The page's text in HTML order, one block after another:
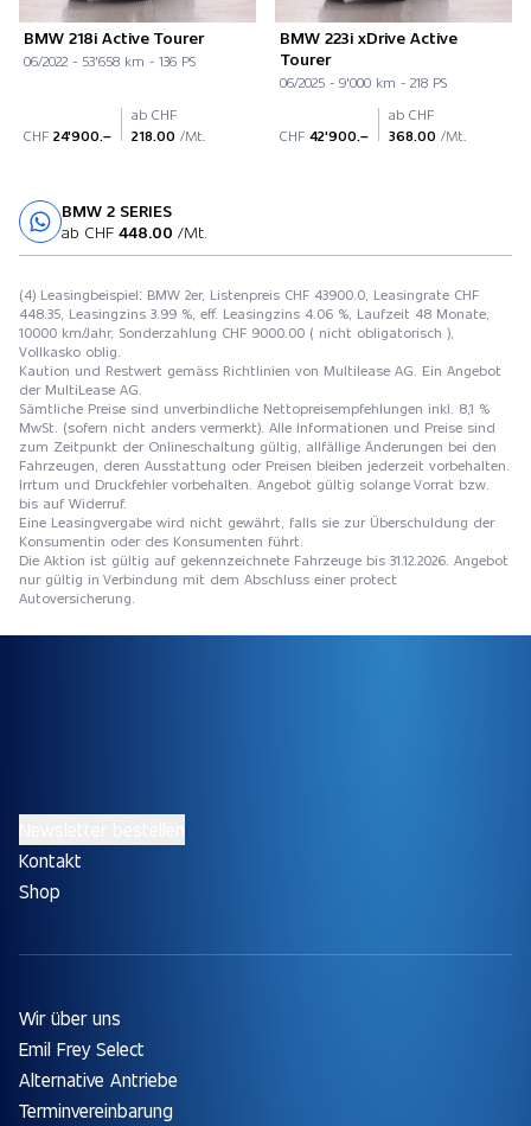
BMW 218i Active Tourer
06/2022 - 53'658 km - 136 PS
CHF 24'900.–
ab CHF
218.00 /Mt.
BMW 223i xDrive Active
Tourer
06/2025 - 9'000 km - 218 PS
CHF 42'900.–
ab CHF
368.00 /Mt.
BMW 2 SERIES
ab CHF 448.00 /Mt.
(4) Leasingbeispiel: BMW 2er, Listenpreis CHF 43900.0, Leasingrate CHF
448.35, Leasingzins 3.99 %, eff. Leasingzins 4.06 %, Laufzeit 48 Monate,
10000 km/Jahr, Sonderzahlung CHF 9000.00 ( nicht obligatorisch ),
Vollkasko oblig.
Kaution und Restwert gemäss Richtlinien von Multilease AG. Ein Angebot
der MultiLease AG.
Sämtliche Preise sind unverbindliche Nettopreisempfehlungen inkl. 8,1 %
MwSt. (sofern nicht anders vermerkt). Alle Informationen und Preise sind
zum Zeitpunkt der Onlineschaltung gültig, allfällige Änderungen bei den
Fahrzeugen, deren Ausstattung oder Preisen bleiben jederzeit vorbehalten.
Irrtum und Druckfehler vorbehalten. Angebot gültig solange Vorrat bzw.
bis auf Widerruf.
Eine Leasingvergabe wird nicht gewährt, falls sie zur Überschuldung der
Konsumentin oder des Konsumenten führt.
Die Aktion ist gültig auf gekennzeichnete Fahrzeuge bis 31.12.2026. Angebot
nur gültig in Verbindung mit dem Abschluss einer protect
Autoversicherung.
Kontakt
Shop
Wir über uns
Emil Frey Select
Alternative Antriebe
Terminvereinbarung